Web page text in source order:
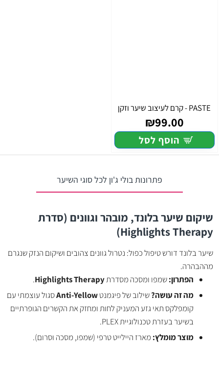
PASTE - קרם לעיצוב שיער וזקן
₪99.00
הוסף לסל
פתרונות בולי ג'ון לכל סוגי השיער
שיקום שיער בלונד, מובהר וגוונים (סדרת
Highlights Therapy)
שיער בלונד דורש טיפול כפול: נטרול גוונים צהובים ושיקום הנזק שנגרם
מההבהרה.
הפתרון:שמפו ומסכה מסדרתHighlights Therapy
.
מה זה עושה?שילוב של פיגמנטAnti-Yellowסגול עוצמתי עם
קומפלקס תאי גזע המעניק לחות ומחזק את הקשרים הגופרתיים
בשיער בעזרת טכנולוגיית PLEX.
מוצר מומלץ:מארז היילייט טרפי (שמפו, מסכה וסרום).